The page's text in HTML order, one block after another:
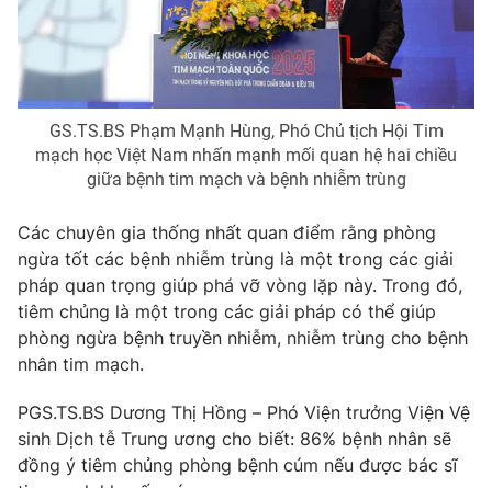
THỜI BÁO VTV
Cơ quan chủ quản:Đài Truyền hình Việt Nam
Cơ quan báo chí:
Thời báo VTV
Giấy phép hoạt động báo in và báo điện tử số 483/GP-BTTTT
cấp ngày 29/12/2023
Phó Tổng Biên tập:Nguyễn Thị Mỹ Hạnh, Phạm Quốc Thắng,
Nguyễn Trọng Ninh
Tổng đài VTV: 024.38 355 931 - 024.38 355 932
GS.TS.BS Phạm Mạnh Hùng, Phó Chủ tịch Hội Tim
mạch học Việt Nam nhấn mạnh mối quan hệ hai chiều
giữa bệnh tim mạch và bệnh nhiễm trùng
Các chuyên gia thống nhất quan điểm rằng phòng
ngừa tốt các bệnh nhiễm trùng là một trong các giải
pháp quan trọng giúp phá vỡ vòng lặp này. Trong đó,
tiêm chủng là một trong các giải pháp có thể giúp
phòng ngừa bệnh truyền nhiễm, nhiễm trùng cho bệnh
nhân tim mạch.
PGS.TS.BS Dương Thị Hồng – Phó Viện trưởng Viện Vệ
sinh Dịch tễ Trung ương cho biết: 86% bệnh nhân sẽ
đồng ý tiêm chủng phòng bệnh cúm nếu được bác sĩ